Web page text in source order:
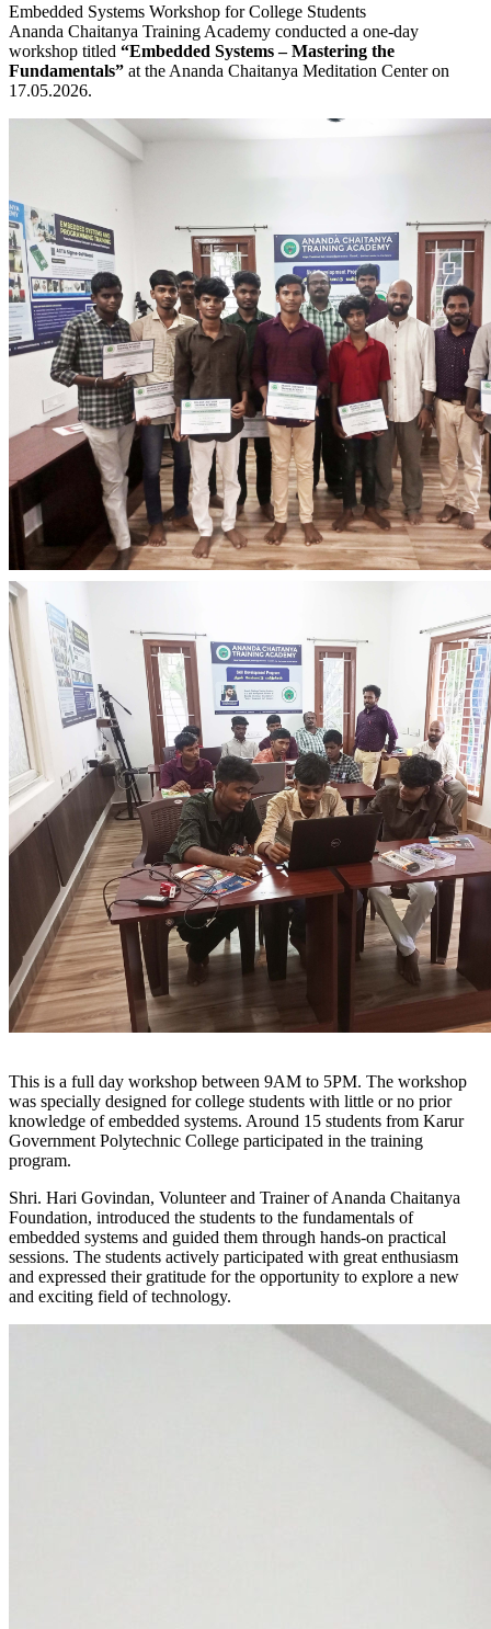
Embedded Systems Workshop for College Students
Ananda Chaitanya Training Academy conducted a one-day
workshop titled “Embedded Systems – Mastering the
Fundamentals” at the Ananda Chaitanya Meditation Center on
17.05.2026.
This is a full day workshop between 9AM to 5PM. The workshop
was specially designed for college students with little or no prior
knowledge of embedded systems. Around 15 students from Karur
Government Polytechnic College participated in the training
program.
Shri. Hari Govindan, Volunteer and Trainer of Ananda Chaitanya
Foundation, introduced the students to the fundamentals of
embedded systems and guided them through hands-on practical
sessions. The students actively participated with great enthusiasm
and expressed their gratitude for the opportunity to explore a new
and exciting field of technology.